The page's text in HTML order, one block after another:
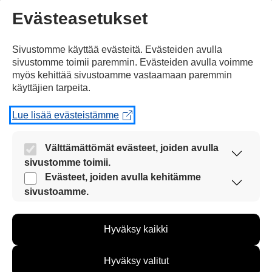
Jaa Facebookissa
Kommentoi
Voit kirjoittaa mielipiteesi
uutisesta
kommenttilaatikkoon.
Sinun pitää kirjoittaa myös
nimesi tai keksiä nimimerkki.
Nimi tai nimimerkki:First
Evästeasetukset
Sivustomme käyttää evästeitä. Evästeiden avulla
sivustomme toimii paremmin. Evästeiden avulla voimme
myös kehittää sivustoamme vastaamaan paremmin
käyttäjien tarpeita.
Lue lisää evästeistämme
Välttämättömät evästeet, joiden avulla
sivustomme toimii.
Nämä evästeet ovat aina käytössä, jotta
sivustoamme voi käyttää sujuvasti ja turvallisesti.
Evästeet, joiden avulla kehitämme
sivustoamme.
kehittää sivustoamme vastaamaan paremmin
kävijämääristä ja siitä, mitä sivuja käytetään ja
miten sivuilla liikutaan. Emme kuitenkaan kerää
Hyväksy kaikki
Hyväksy valitut